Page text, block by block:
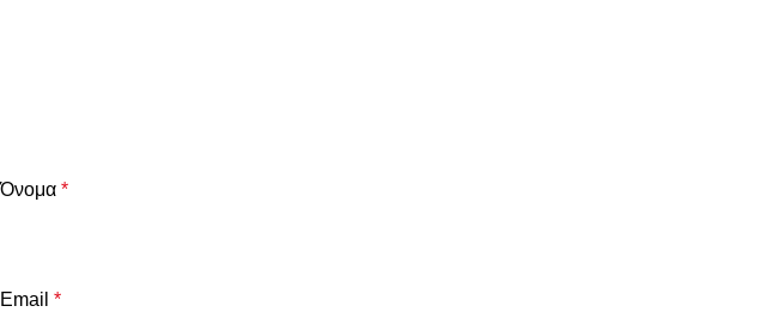
Όνομα *
Email *